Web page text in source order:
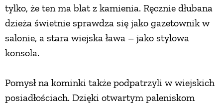
tylko, że ten ma blat z kamienia. Ręcznie dłubana
dzieża świetnie sprawdza się jako gazetownik w
salonie, a stara wiejska ława – jako stylowa
konsola.
Pomysł na kominki także podpatrzyli w wiejskich
posiadłościach. Dzięki otwartym paleniskom